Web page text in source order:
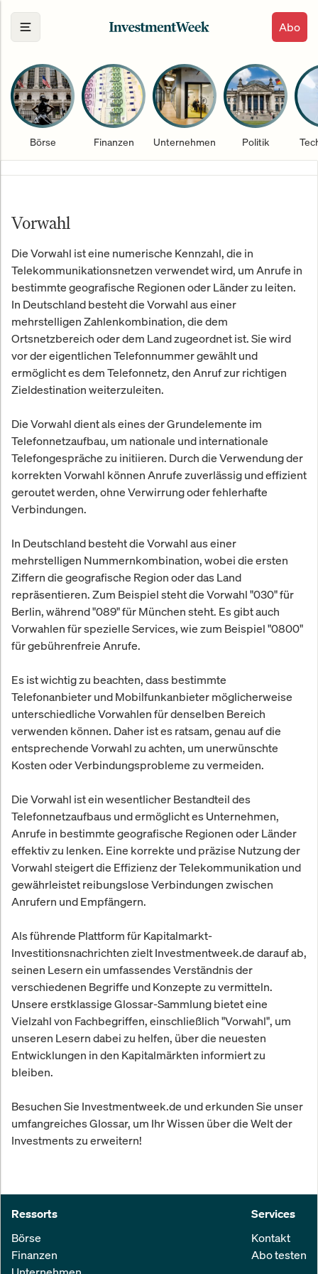
Abo
Börse Finanzen Unternehmen Politik
Vorwahl
Die Vorwahl ist eine numerische Kennzahl, die in
Telekommunikationsnetzen verwendet wird, um Anrufe in
bestimmte geografische Regionen oder Länder zu leiten.
In Deutschland besteht die Vorwahl aus einer
mehrstelligen Zahlenkombination, die dem
Ortsnetzbereich oder dem Land zugeordnet ist. Sie wird
vor der eigentlichen Telefonnummer gewählt und
ermöglicht es dem Telefonnetz, den Anruf zur richtigen
Zieldestination weiterzuleiten.
Die Vorwahl dient als eines der Grundelemente im
Telefonnetzaufbau, um nationale und internationale
Telefongespräche zu initiieren. Durch die Verwendung der
korrekten Vorwahl können Anrufe zuverlässig und effizient
geroutet werden, ohne Verwirrung oder fehlerhafte
Verbindungen.
In Deutschland besteht die Vorwahl aus einer
mehrstelligen Nummernkombination, wobei die ersten
Ziffern die geografische Region oder das Land
repräsentieren. Zum Beispiel steht die Vorwahl "030" für
Berlin, während "089" für München steht. Es gibt auch
Vorwahlen für spezielle Services, wie zum Beispiel "0800"
für gebührenfreie Anrufe.
Es ist wichtig zu beachten, dass bestimmte
Telefonanbieter und Mobilfunkanbieter möglicherweise
unterschiedliche Vorwahlen für denselben Bereich
verwenden können. Daher ist es ratsam, genau auf die
entsprechende Vorwahl zu achten, um unerwünschte
Kosten oder Verbindungsprobleme zu vermeiden.
Die Vorwahl ist ein wesentlicher Bestandteil des
Telefonnetzaufbaus und ermöglicht es Unternehmen,
Anrufe in bestimmte geografische Regionen oder Länder
effektiv zu lenken. Eine korrekte und präzise Nutzung der
Vorwahl steigert die Effizienz der Telekommunikation und
gewährleistet reibungslose Verbindungen zwischen
Anrufern und Empfängern.
Als führende Plattform für Kapitalmarkt-
Investitionsnachrichten zielt Investmentweek.de darauf ab,
seinen Lesern ein umfassendes Verständnis der
verschiedenen Begriffe und Konzepte zu vermitteln.
Unsere erstklassige Glossar-Sammlung bietet eine
Vielzahl von Fachbegriffen, einschließlich "Vorwahl", um
unseren Lesern dabei zu helfen, über die neuesten
Entwicklungen in den Kapitalmärkten informiert zu
bleiben.
Besuchen Sie Investmentweek.de und erkunden Sie unser
umfangreiches Glossar, um Ihr Wissen über die Welt der
Investments zu erweitern!
Ressorts
Börse
Finanzen
Services
Kontakt
Abo testen